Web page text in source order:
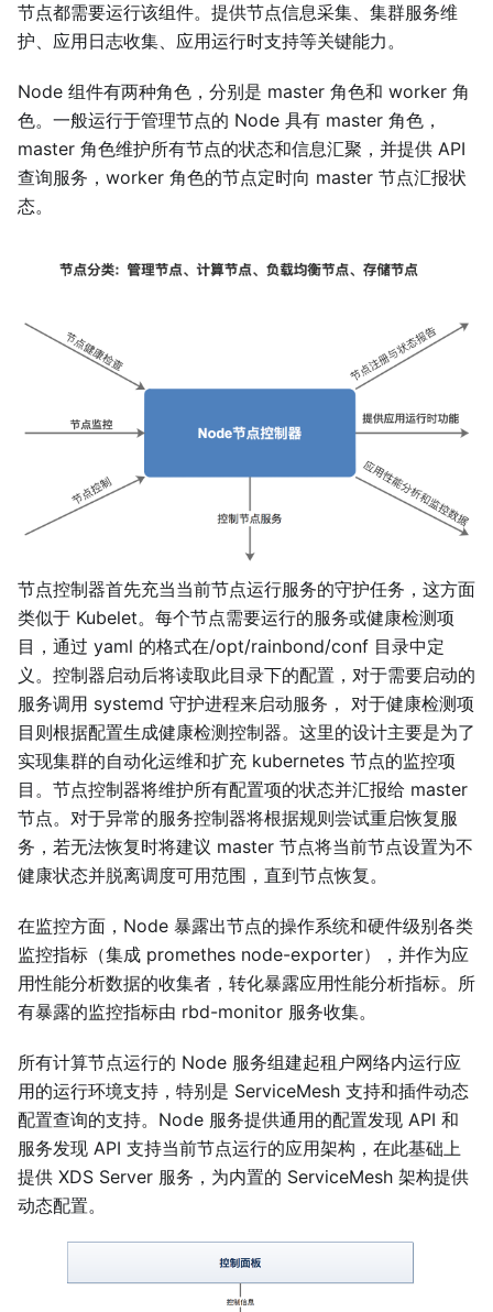
节点都需要运行该组件。提供节点信息采集、集群服务维
护、应用日志收集、应用运行时支持等关键能力。
Node 组件有两种角色，分别是 master 角色和 worker 角
色。一般运行于管理节点的 Node 具有 master 角色，
master 角色维护所有节点的状态和信息汇聚，并提供 API
查询服务，worker 角色的节点定时向 master 节点汇报状
态。
节点控制器首先充当当前节点运行服务的守护任务，这方面
类似于 Kubelet。每个节点需要运行的服务或健康检测项
目，通过 yaml 的格式在/opt/rainbond/conf 目录中定
义。控制器启动后将读取此目录下的配置，对于需要启动的
服务调用 systemd 守护进程来启动服务， 对于健康检测项
目则根据配置生成健康检测控制器。这里的设计主要是为了
实现集群的自动化运维和扩充 kubernetes 节点的监控项
目。节点控制器将维护所有配置项的状态并汇报给 master
节点。对于异常的服务控制器将根据规则尝试重启恢复服
务，若无法恢复时将建议 master 节点将当前节点设置为不
健康状态并脱离调度可用范围，直到节点恢复。
在监控方面，Node 暴露出节点的操作系统和硬件级别各类
监控指标（集成 promethes node-exporter），并作为应
用性能分析数据的收集者，转化暴露应用性能分析指标。所
有暴露的监控指标由 rbd-monitor 服务收集。
所有计算节点运行的 Node 服务组建起租户网络内运行应
用的运行环境支持，特别是 ServiceMesh 支持和插件动态
配置查询的支持。Node 服务提供通用的配置发现 API 和
服务发现 API 支持当前节点运行的应用架构，在此基础上
提供 XDS Server 服务，为内置的 ServiceMesh 架构提供
动态配置。